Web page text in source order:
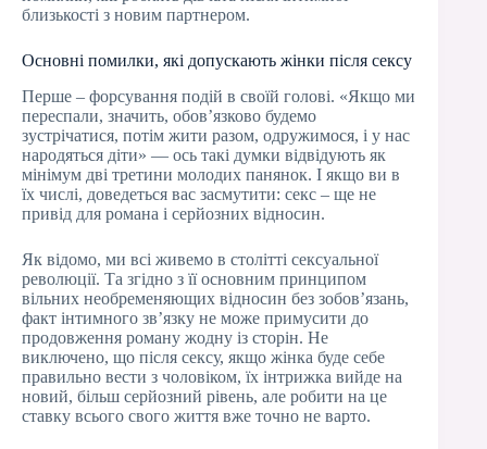
близькості з новим партнером.
Основні помилки, які допускають жінки після сексу
Перше – форсування подій в своїй голові. «Якщо ми
переспали, значить, обов’язково будемо
зустрічатися, потім жити разом, одружимося, і у нас
народяться діти» — ось такі думки відвідують як
мінімум дві третини молодих панянок. І якщо ви в
їх числі, доведеться вас засмутити: секс – ще не
привід для романа і серйозних відносин.
Як відомо, ми всі живемо в столітті сексуальної
революції. Та згідно з її основним принципом
вільних необременяющих відносин без зобов’язань,
факт інтимного зв’язку не може примусити до
продовження роману жодну із сторін. Не
виключено, що після сексу, якщо жінка буде себе
правильно вести з чоловіком, їх інтрижка вийде на
новий, більш серйозний рівень, але робити на це
ставку всього свого життя вже точно не варто.